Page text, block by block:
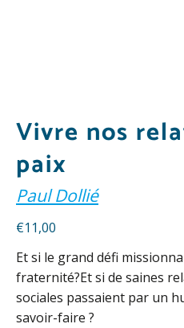
Vivre nos
paix
Paul Dollié
€11,00
Et si le grand défi
fraternité?Et si de saines
sociales passaient par un
savoir-faire ?